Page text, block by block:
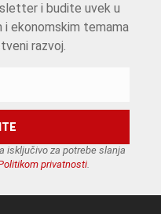
i budite uvek u
i ekonomskim temama
razvoj.
isključivo za potrebe slanja
privatnosti.